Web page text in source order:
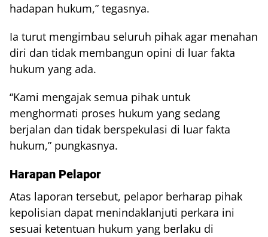
hadapan hukum,” tegasnya.
Ia turut mengimbau seluruh pihak agar menahan
diri dan tidak membangun opini di luar fakta
hukum yang ada.
“Kami mengajak semua pihak untuk
menghormati proses hukum yang sedang
berjalan dan tidak berspekulasi di luar fakta
hukum,” pungkasnya.
Harapan Pelapor
Atas laporan tersebut, pelapor berharap pihak
kepolisian dapat menindaklanjuti perkara ini
sesuai ketentuan hukum yang berlaku di